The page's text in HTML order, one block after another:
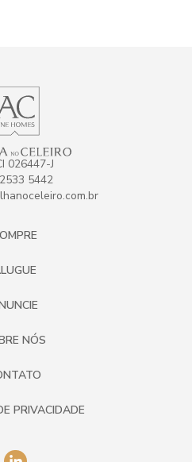
026447-J
5442
NÓS
PRIVACIDADE